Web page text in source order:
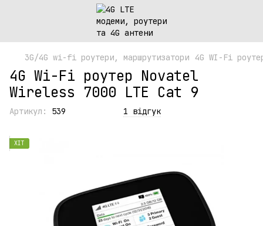
3G/4G wi-fi роутери, маршрутизатори 4G WI-Fi
4G Wi-Fi роутер Novatel
Wireless 7000 LTE Cat 9
Артикул: 539 1 відгук
ХІТ